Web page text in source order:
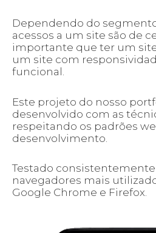
Dependendo do
acessos a um site são de
importante que ter um
um site com
funcional.
Este projeto do nosso
desenvolvido com as
respeitando os padrões
desenvolvimento.
Testado
navegadores mais
Google Chrome e Firefox.